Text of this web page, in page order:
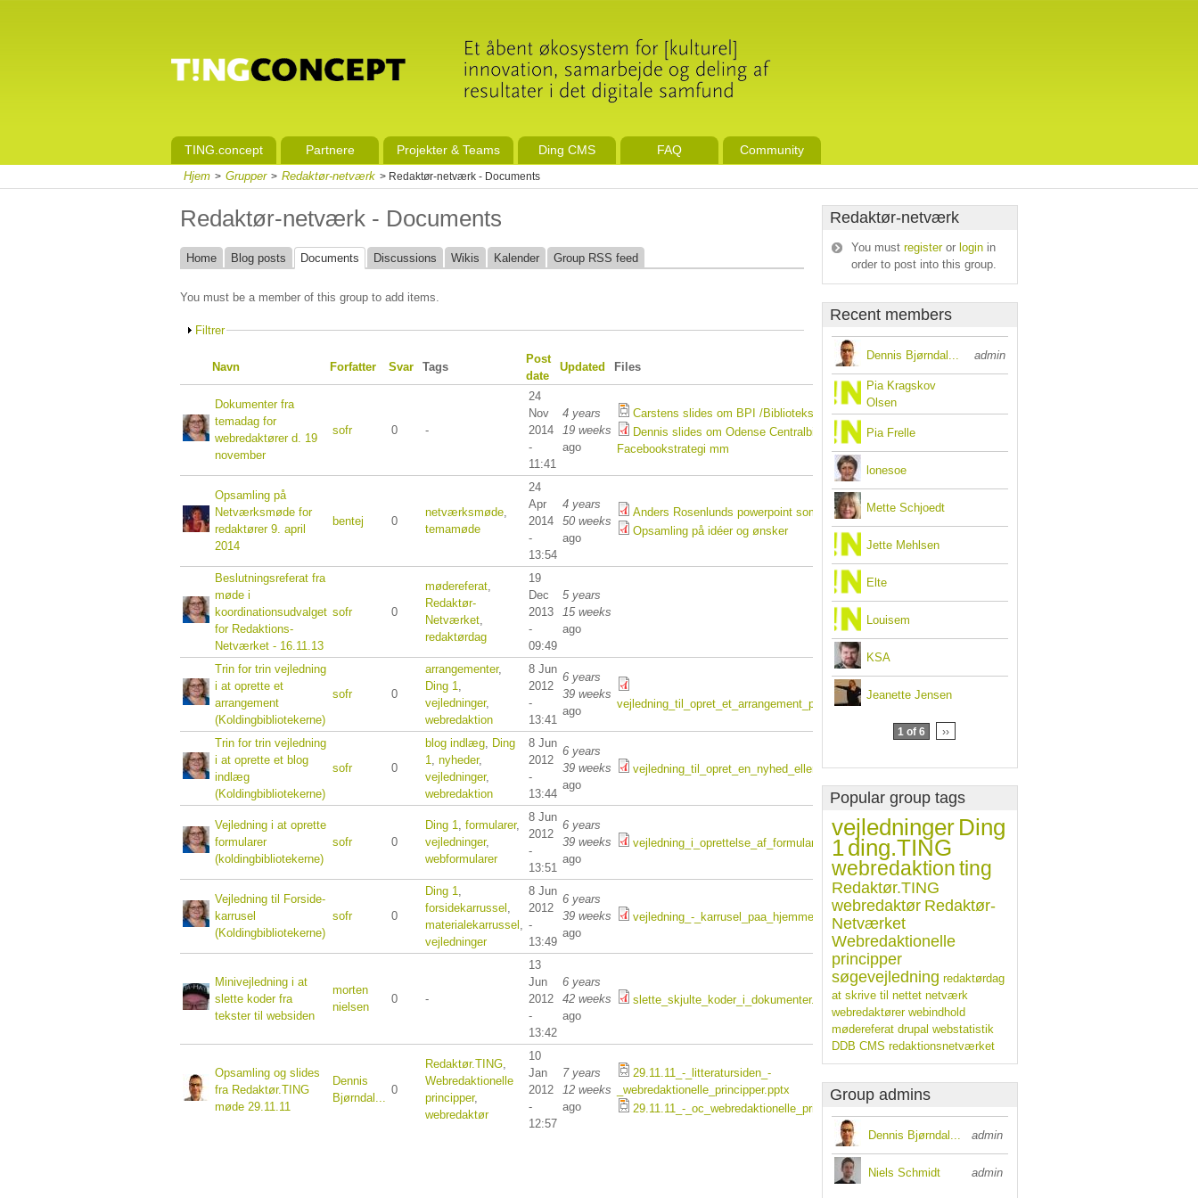
TING.concept Partnere Projekter & Teams Ding CMS FAQ Community
Hjem > Grupper > Redaktør-netværk > Redaktør-netværk - Documents
Redaktør-netværk - Documents
Home Blog posts Documents Discussions Wikis Kalender Group RSS feed
You must be a member of this group to add items.
Filtrer
Navn Forfatter Svar Tags
Post
date
Updated Files
Dokumenter fra
temadag for
webredaktører d. 19
november
sofr 0 -
24
Nov
2014
-
11:41
4 years
19 weeks
ago
Carstens slides om BPI /Biblioteks Produceret Indhold
Dennis slides om Odense Centralbiblioteks arbejde med
Facebookstrategi mm
Opsamling på
Netværksmøde for
redaktører 9. april
2014
bentej 0
netværksmøde
temamøde
24
Apr
2014
-
13:54
4 years
50 weeks
ago
Anders Rosenlunds powerpoint som pdf
Opsamling på idéer og ønsker
Beslutningsreferat fra
møde i
koordinationsudvalget
for Redaktions-
Netværket - 16.11.13
sofr 0
mødereferat
Redaktør-
Netværket
redaktørdag
19
Dec
2013
-
09:49
5 years
15 weeks
ago
Trin for trin vejledning
i at oprette et
arrangement
(Koldingbibliotekerne)
sofr 0
arrangementer,
Ding 1
vejledninger,
webredaktion
8 Jun
2012
-
13:41
6 years
39 weeks
ago
vejledning_til_opret_et_arrangement_paa_hjemmesiden.pdf
Trin for trin vejledning
i at oprette et blog
indlæg
(Koldingbibliotekerne)
sofr 0
blog indlæg Ding
1
nyheder,
vejledninger,
webredaktion
8 Jun
2012
-
13:44
6 years
39 weeks
ago
vejledning_til_opret_en_nyhed_eller_blogindlaeg.pdf
Vejledning i at oprette
formularer
(koldingbibliotekerne)
sofr 0
Ding 1 formularer,
vejledninger,
webformularer
8 Jun
2012
-
13:51
6 years
39 weeks
ago
vejledning_i_oprettelse_af_formularer_sofr.pdf
Vejledning til Forside-
karrusel
(Koldingbibliotekerne)
sofr 0
Ding 1
forsidekarrussel
materialekarrussel
vejledninger
8 Jun
2012
-
13:49
6 years
39 weeks
ago
vejledning_-_karrusel_paa_hjemmesiden.pdf
Minivejledning i at
slette koder fra
tekster til websiden
morten
nielsen
0 -
13
Jun
2012
-
13:42
6 years
42 weeks
ago
slette_skjulte_koder_i_dokumenter.pdf
Opsamling og slides
fra Redaktør.TING
møde 29.11.11
Dennis
Bjørndal...
0
Redaktør.TING
Webredaktionelle
principper,
webredaktør
10
Jan
2012
-
12:57
7 years
12 weeks
ago
29.11.11_-_litteratursiden_-
_webredaktionelle_principper.pptx
29.11.11_-_oc_webredaktionelle_principper.ppt
Redaktør-netværk
You must registeror login in
order to post into this group.
Recent members
Dennis Bjørndal... admin
Pia Kragskov
Olsen
Pia Frelle
lonesoe
Mette Schjoedt
Jette Mehlsen
Elte
Louisem
KSA
Jeanette Jensen
1 of 6 ››
Popular group tags
vejledninger Ding
1ding.TING
webredaktionting
Redaktør.TING
webredaktør Redaktør-
Netværket
Webredaktionelle
principper
søgevejledning redaktørdag
at skrive til nettet netværk
webredaktører webindhold
mødereferat drupal webstatistik
DDB CMS redaktionsnetværket
Group admins
Dennis Bjørndal... admin
Niels Schmidt admin